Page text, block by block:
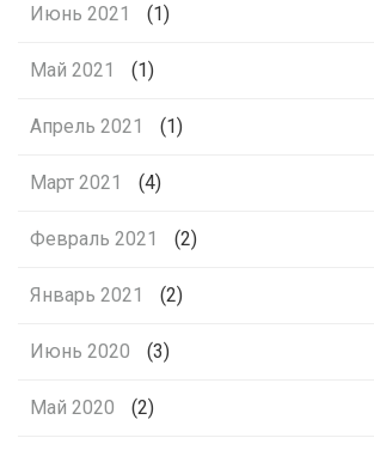
Июнь 2021 (1)
Май 2021 (1)
Апрель 2021 (1)
Март 2021 (4)
Февраль 2021 (2)
Январь 2021 (2)
Июнь 2020 (3)
Май 2020 (2)